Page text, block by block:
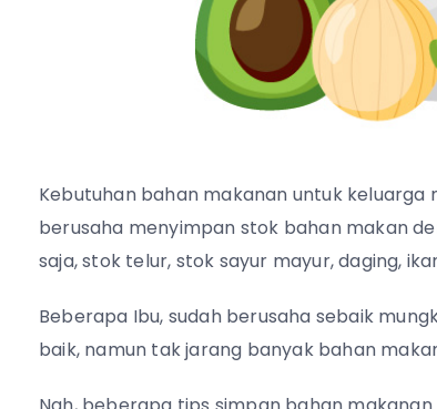
Kebutuhan bahan makanan untuk
berusaha menyimpan stok bahan makan
saja, stok telur, stok sayur mayur, daging,
Beberapa Ibu, sudah berusaha sebaik
baik, namun tak jarang banyak bahan